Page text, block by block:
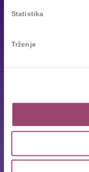
Statistika
Trženje
Pogosta vprašanja
Karierni napotki in
Intervju s
O nas
Poslanstvo, vizija